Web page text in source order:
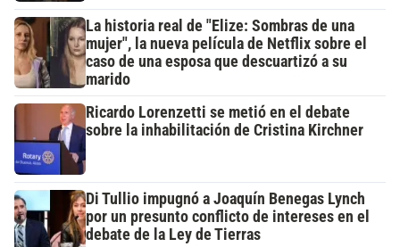
La historia real de "Elize: Sombras de una
mujer", la nueva película de Netflix sobre el
caso de una esposa que descuartizó a su
marido
Ricardo Lorenzetti se metió en el debate
sobre la inhabilitación de Cristina Kirchner
Di Tullio impugnó a Joaquín Benegas Lynch
por un presunto conflicto de intereses en el
debate de la Ley de Tierras